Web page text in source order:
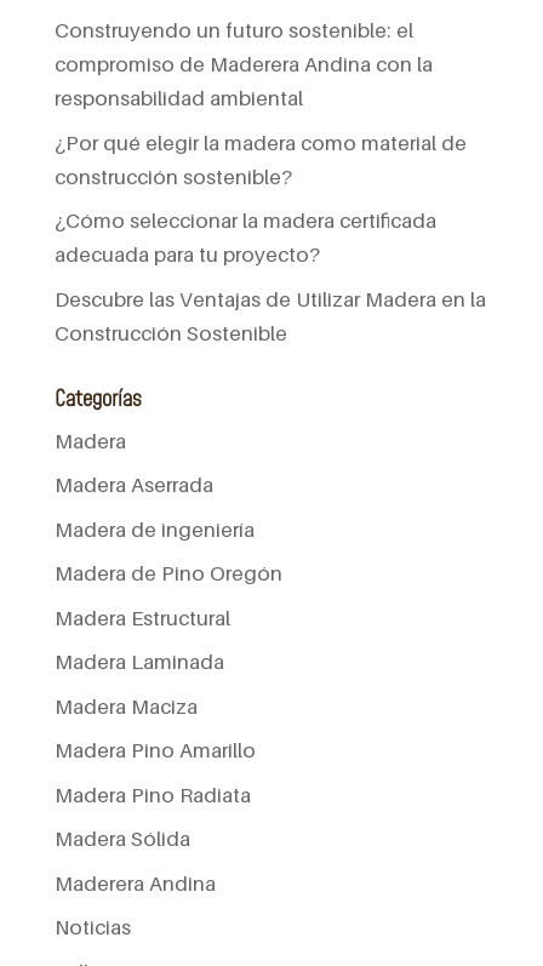
Construyendo un futuro sostenible: el
compromiso de Maderera Andina con la
responsabilidad ambiental
¿Por qué elegir la madera como material de
construcción sostenible?
¿Cómo seleccionar la madera certificada
adecuada para tu proyecto?
Descubre las Ventajas de Utilizar Madera en la
Construcción Sostenible
Categorías
Madera
Madera Aserrada
Madera de ingeniería
Madera de Pino Oregón
Madera Estructural
Madera Laminada
Madera Maciza
Madera Pino Amarillo
Madera Pino Radiata
Madera Sólida
Maderera Andina
Noticias